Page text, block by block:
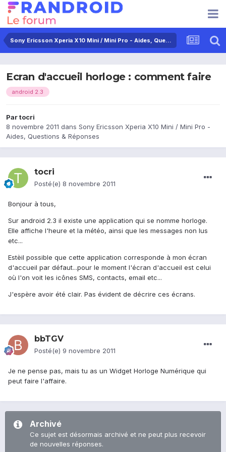
Sony Ericsson Xperia X10 Mini / Mini Pro - Aides, Questions & Réponses
Ecran d'accueil horloge : comment faire
android 2.3
Partocri
8 novembre 2011 dans Sony Ericsson Xperia X10 Mini / Mini Pro -
Aides, Questions & Réponses
tocri
Posté(e) 8 novembre 2011
Bonjour à tous,
Sur android 2.3 il existe une application qui se nomme horloge.
Elle affiche l'heure et la météo, ainsi que les messages non lus
etc...
Estèil possible que cette application corresponde à mon écran
d'accueil par défaut...pour le moment l'écran d'accueil est celui
où l'on voit les icônes SMS, contacts, email etc...
J'espère avoir été clair. Pas évident de décrire ces écrans.
bbTGV
Posté(e) 9 novembre 2011
Je ne pense pas, mais tu as un Widget Horloge Numérique qui
peut faire l'affaire.
Archivé
Ce sujet est désormais archivé et ne peut plus recevoir
de nouvelles réponses.